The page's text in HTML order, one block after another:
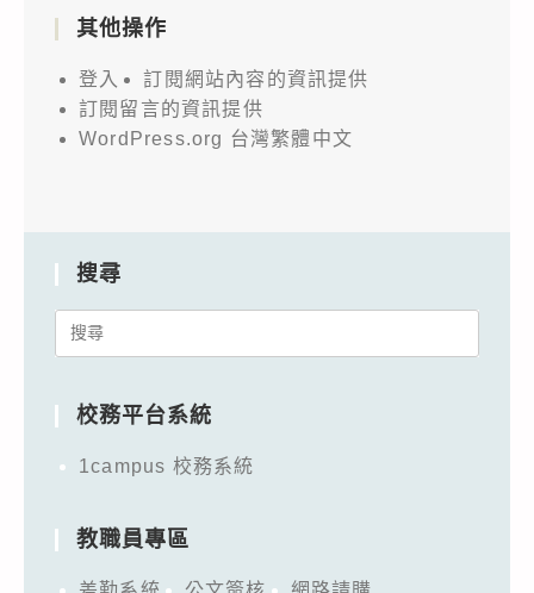
其他操作
登入
訂閱網站內容的資訊提供
訂閱留言的資訊提供
WordPress.org 台灣繁體中文
搜尋
Search
校務平台系統
1campus 校務系統
教職員專區